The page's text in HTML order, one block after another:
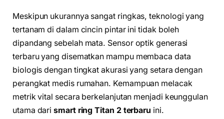
Meskipun ukurannya sangat ringkas, teknologi yang
tertanam di dalam cincin pintar ini tidak boleh
dipandang sebelah mata. Sensor optik generasi
terbaru yang disematkan mampu membaca data
biologis dengan tingkat akurasi yang setara dengan
perangkat medis rumahan. Kemampuan melacak
metrik vital secara berkelanjutan menjadi keunggulan
utama darismart ring Titan 2 terbaru ini.